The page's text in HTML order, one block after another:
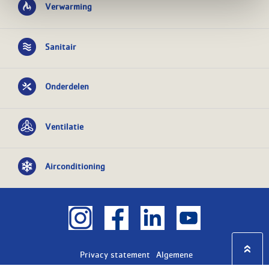
Verwarming
Sanitair
Onderdelen
Ventilatie
Airconditioning
Privacy statement
Algemene